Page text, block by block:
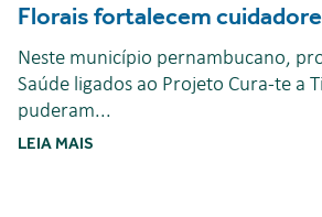
Florais fortalecem
Neste município pernambucano,
Saúde ligados ao Projeto Cura-te a
puderam...
LEIA MAIS